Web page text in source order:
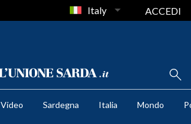
Italy ACCEDI
Video Sardegna Italia Mondo